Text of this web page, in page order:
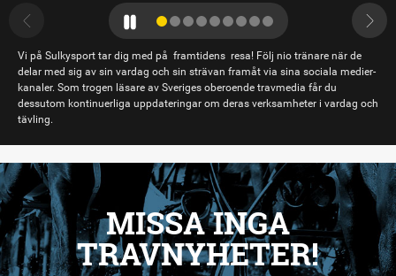
Vi på Sulkysport tar dig med på framtidens resa! Följ nio tränare när de
delar med sig av sin vardag och sin strävan framåt via sina sociala medier-
kanaler. Som trogen läsare av Sveriges oberoende travmedia får du
dessutom kontinuerliga uppdateringar om deras verksamheter i vardag och
tävling.
MISSA INGA
TRAVNYHETER!